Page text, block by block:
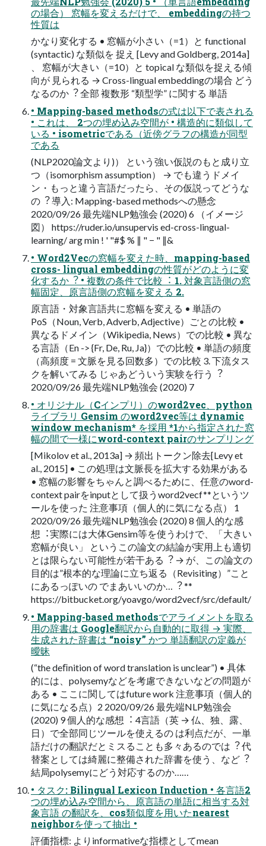
の場合） 窓幅を変えるだけで、 embeddingの持つ
性質は
かなり変化する • 窓幅が⼩さい（=1）と functional
(syntactic) な類似を 捉え [Levy and Goldberg, 2014a]
、 窓幅が⼤きい（=10）と topical な類似を捉える傾
向が ⾒られる → Cross-lingual embeddingの場合 どう
なるのか︖ 全部 複数形 “類型学” に関する 単語
• Mapping-based methodsの式は以下で表される
• これは、 2つの埋め込み空間が • 構造的に類似して
いる • isometricである（近傍グラフの構造が同型
である
(NLP2020論⽂より)） という強い仮説のもと成り⽴
つ（isomorphism assumption） → でも違うドメイ
ン・もっと違う⾔語だったら、その仮説ってどうな
の︖ 導⼊: Mapping-based methodsへの懸念
2020/09/26 最先端NLP勉強会 (2020) 6 （イメージ
図） https://ruder.io/unsupervis ed-cross-lingual-
learning/ arg min ! ' "#$ % ∥ " − " ∥&
• Word2Vecの窓幅を変えた時、mapping-based
cross- lingual embeddingの性質がどのように変
化するか︖ • 複数の条件で⽐較︓ 1. 対象⾔語側の窓
幅固定、原⾔語側の窓幅を変える 2.
原⾔語・対象⾔語共に窓幅を変える • 単語の
PoS（Noun, Verb, Adverb, Adjective）ごとの⽐較 •
異なるドメイン（Wikipedia, News）での⽐較 • 異な
る⾔語（En -> {Fr, De, Ru, Ja}）での⽐較 • 単語の頻度
（⾼頻度 = ⽂脈を⾒る回数多）での⽐較 3. 下流タス
クを解いてみる じゃあどういう実験を⾏う︖
2020/09/26 最先端NLP勉強会 (2020) 7
• オリジナル（Cインプリ）のword2vec、python
ライブラリ Gensim のword2vec等は dynamic
window mechanism* を採⽤ *1から指定された窓
幅の間で⼀様にword-context pairのサンプリング
[Mikolov et al., 2013a] → 頻出トークン除去[Levy et
al., 2015] • この処理は⽂脈⻑を拡⼤する効果がある
• 窓幅の影響をちゃんと調べるために、任意のword-
context pairをinputとして扱うword2vecf**というツ
ールを使った 注意事項（個⼈的に気になる点） 1
2020/09/26 最先端NLP勉強会 (2020) 8 個⼈的な感
想︓実際には⼤体Gensim等を使うわけで、「⼤きい
窓幅が良い」 というこの論⽂の結論が実⽤上も適切
とは限らない可能性が若⼲ある︖ → が、この論⽂の
⽬的は”根本的な理論に⽴ち返る（Revisiting）”こと
にあるっぽいの でまあいいのか…︖ **
https://bitbucket.org/yoavgo/word2vecf/src/default/
• Mapping-based methodsでアライメントを取る
⽤の辞書は Google翻訳から⾃動的に取得 → 実際、
⽣成された辞書は “noisy” かつ 単語翻訳の定義が
曖昧
(“the deﬁnition of word translation is unclear”) • 具体
的には、polysemyなどを考慮できないなどの問題が
ある • ここに関してはfuture work 注意事項（個⼈的
に気になる点）2 2020/09/26 最先端NLP勉強会
(2020) 9 個⼈的な感想︓ 4⾔語（英 → 仏、独、露、
⽇）で全部同じツールを使えるの は利点だが、⼀単
語だけの翻訳だとミスることも多々あるのでは︖ 代
替案としては綺麗に整備された辞書を使う、など︖
結局polysemyにどう対応するのか……
• タスク: Bilingual Lexicon Induction • 各⾔語2
つの埋め込み空間から、原⾔語の単語に相当する対
象⾔語 の翻訳を、cos類似度を⽤いたnearest
neighborを使って抽出 •
評価指標: よりinformativeな指標としてmean